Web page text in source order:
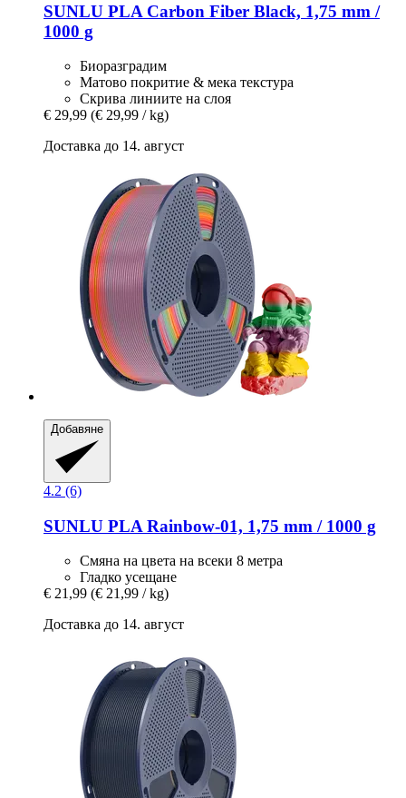
SUNLU PLA Carbon Fiber Black, 1,75 mm /
1000 g
Биоразградим
Матово покритие & мека текстура
Скрива линиите на слоя
€ 29,99 (€ 29,99 / kg)
Доставка до 14. август
Добавяне
4.2 (6)
SUNLU PLA Rainbow-​01, 1,75 mm / 1000 g
Смяна на цвета на всеки 8 метра
Гладко усещане
€ 21,99 (€ 21,99 / kg)
Доставка до 14. август